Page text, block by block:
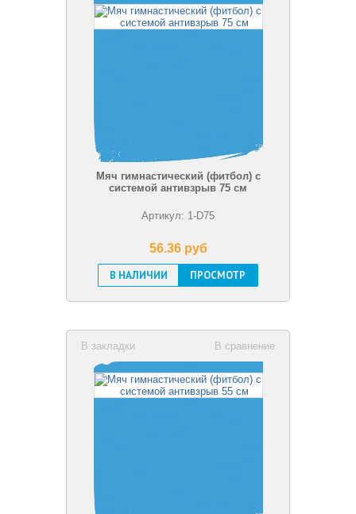
Мяч гимнастический (фитбол) с
системой антивзрыв 75 см
Артикул: 1-D75
56.36 pуб
В НАЛИЧИИ
ПРОСМОТР
В сравнение
В закладки